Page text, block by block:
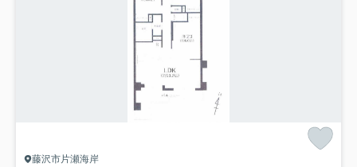
藤沢市片瀬海岸